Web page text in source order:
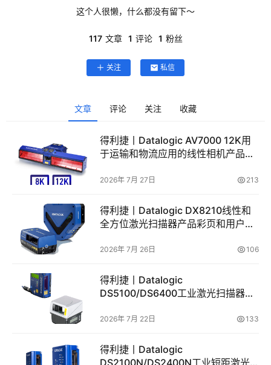
这个人很懒，什么都没有留下～
117 文章 1 评论 1 粉丝
关注 私信
文章 评论 关注 收藏
得利捷丨Datalogic AV7000 12K用
于运输和物流应用的线性相机产品彩
2026年 7月 27日 213
得利捷丨Datalogic DX8210线性和
全方位激光扫描器产品彩页和用户手
2026年 7月 26日 106
得利捷丨Datalogic
DS5100/DS6400工业激光扫描器产
2026年 7月 22日 133
得利捷丨Datalogic
DS2100N/DS2400N工业短距激光